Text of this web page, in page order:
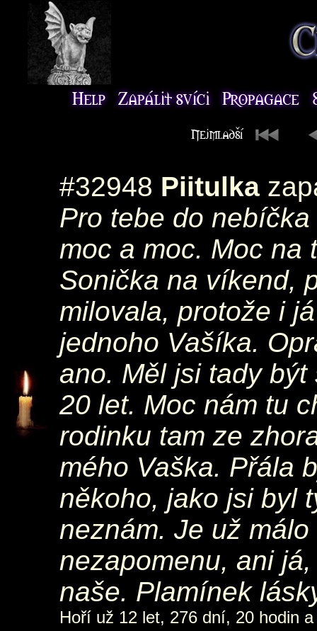
#32948 Piitulka
Pro tebe do
moc a moc. Moc na
Sonička na víkend,
milovala, protože i
jednoho Vašíka.
ano. Měl jsi tady
20 let. Moc nám tu
rodinku tam ze
mého Vaška. Přála
někoho, jako jsi byl
neznám. Je už
nezapomenu, ani
naše. Plamínek
Hoří už 12 let, 276 dní, 20 hodin